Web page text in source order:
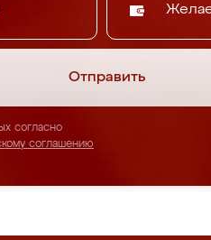
Отправить
согласно
соглашению